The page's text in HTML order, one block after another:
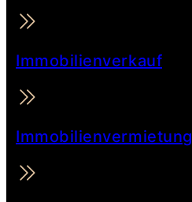
Immobilienverkauf
Immobilienvermietung